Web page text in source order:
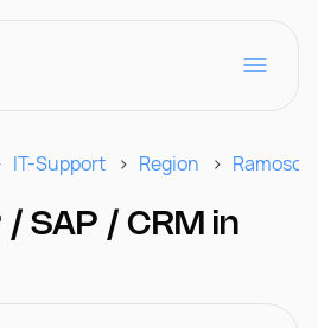
IT-Support Region Ramosch
/ SAP / CRM in